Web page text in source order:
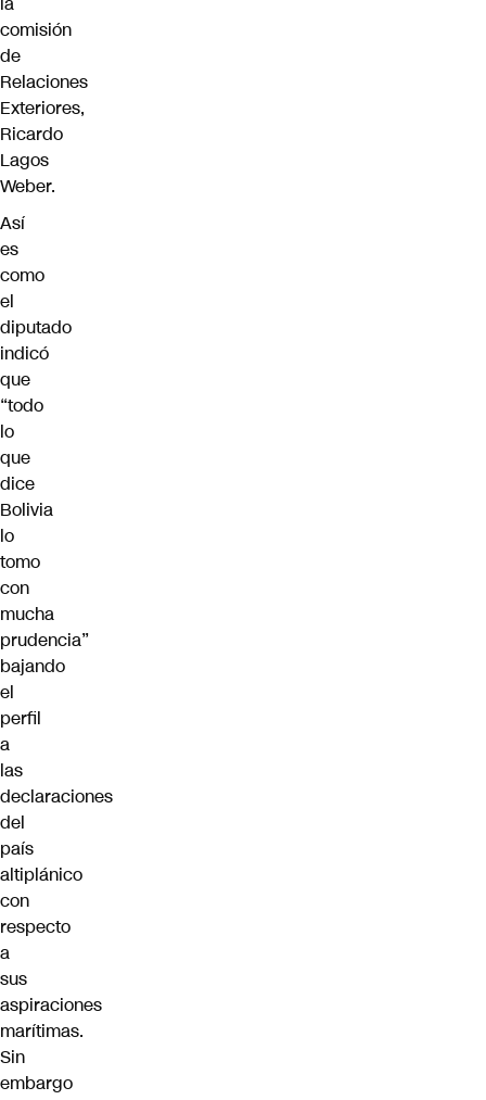
comisión
de
Relaciones
Exteriores,
Ricardo
Lagos
Weber.
Así
es
como
el
diputado
indicó
que
“todo
lo
que
dice
Bolivia
lo
tomo
con
mucha
prudencia”
bajando
el
perfil
a
las
declaraciones
del
país
altiplánico
con
respecto
a
sus
aspiraciones
marítimas.
Sin
embargo